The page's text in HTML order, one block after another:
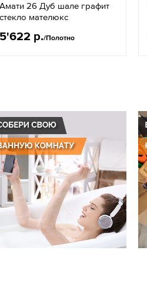
Амати 26 Дуб шале графит
стекло мателюкс
5'622 р./Полотно